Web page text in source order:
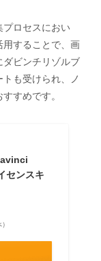
ロセスにおい
用することで、画
ダビンチリゾルブ
も受けられ、ノ
すめです。
センスキ